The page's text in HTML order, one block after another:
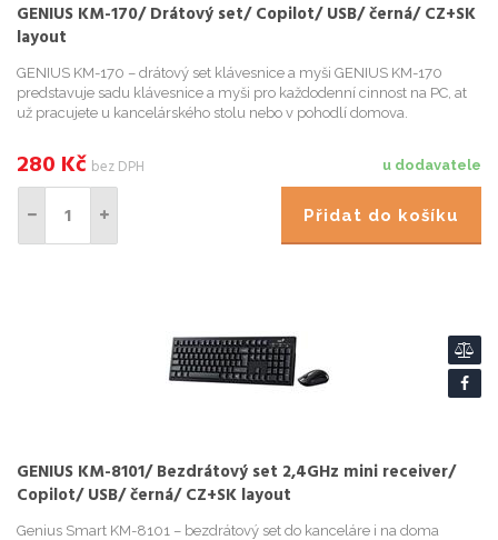
GENIUS KM-170/ Drátový set/ Copilot/ USB/ černá/ CZ+SK
layout
GENIUS KM-170 – drátový set klávesnice a myši GENIUS KM-170
predstavuje sadu klávesnice a myši pro každodenní cinnost na PC, at
už pracujete u kancelárského stolu nebo v pohodlí domova.
u dodavatele
280 Kč bez DPH
Přidat do košíku
GENIUS KM-8101/ Bezdrátový set 2,4GHz mini receiver/
Copilot/ USB/ černá/ CZ+SK layout
Genius Smart KM-8101 – bezdrátový set do kanceláre i na doma